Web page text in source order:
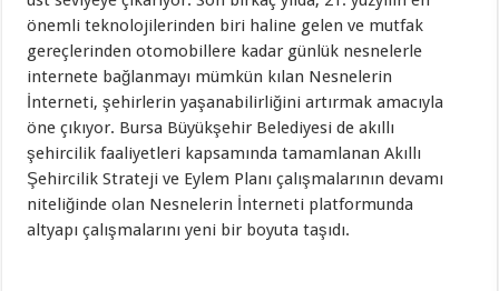
önemli teknolojilerinden biri haline gelen ve mutfak
gereçlerinden otomobillere kadar günlük nesnelerle
internete bağlanmayı mümkün kılan Nesnelerin
İnterneti, şehirlerin yaşanabilirliğini artırmak amacıyla
öne çıkıyor. Bursa Büyükşehir Belediyesi de akıllı
şehircilik faaliyetleri kapsamında tamamlanan Akıllı
Şehircilik Strateji ve Eylem Planı çalışmalarının devamı
niteliğinde olan Nesnelerin İnterneti platformunda
altyapı çalışmalarını yeni bir boyuta taşıdı.